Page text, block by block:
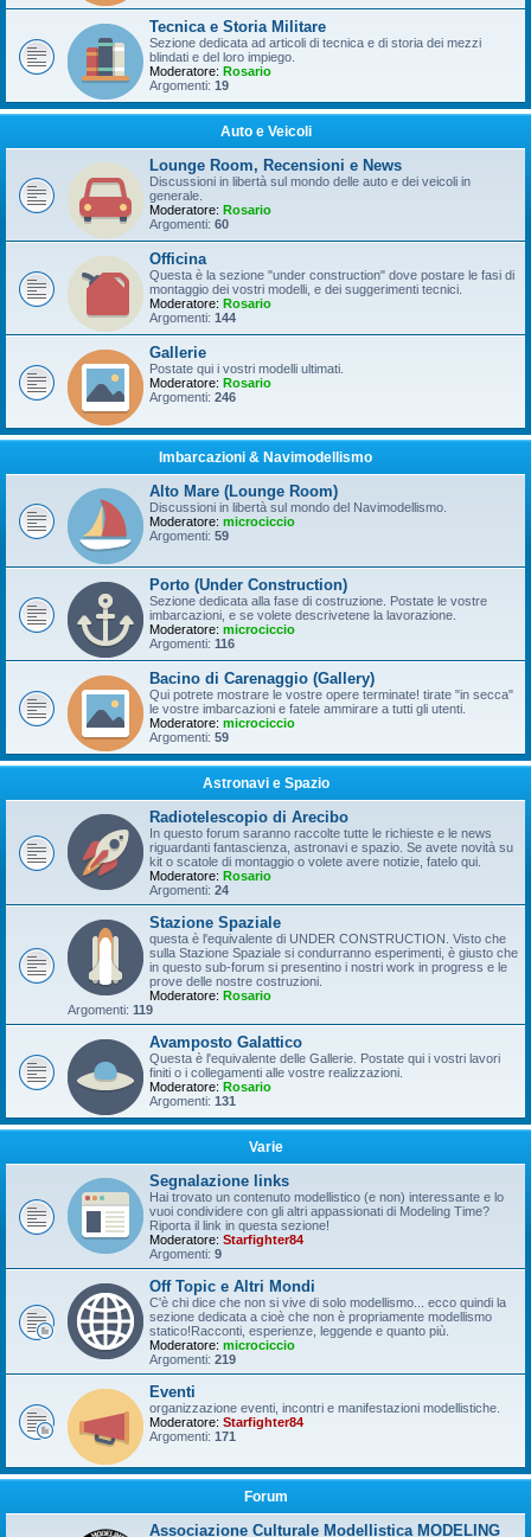
Tecnica e Storia Militare
Sezione dedicata ad articoli di tecnica e di storia dei mezzi
blindati e del loro impiego.
Moderatore: Rosario
Argomenti: 19
Auto e Veicoli
Lounge Room, Recensioni e News
Discussioni in libertà sul mondo delle auto e dei veicoli in
generale.
Moderatore: Rosario
Argomenti: 60
Officina
Questa è la sezione "under construction" dove postare le fasi di
montaggio dei vostri modelli, e dei suggerimenti tecnici.
Moderatore: Rosario
Argomenti: 144
Gallerie
Postate qui i vostri modelli ultimati.
Moderatore: Rosario
Argomenti: 246
Imbarcazioni & Navimodellismo
Alto Mare (Lounge Room)
Discussioni in libertà sul mondo del Navimodellismo.
Moderatore: microciccio
Argomenti: 59
Porto (Under Construction)
Sezione dedicata alla fase di costruzione. Postate le vostre
imbarcazioni, e se volete descrivetene la lavorazione.
Moderatore: microciccio
Argomenti: 116
Bacino di Carenaggio (Gallery)
Qui potrete mostrare le vostre opere terminate! tirate "in secca"
le vostre imbarcazioni e fatele ammirare a tutti gli utenti.
Moderatore: microciccio
Argomenti: 59
Astronavi e Spazio
Radiotelescopio di Arecibo
In questo forum saranno raccolte tutte le richieste e le news
riguardanti fantascienza, astronavi e spazio. Se avete novità su
kit o scatole di montaggio o volete avere notizie, fatelo qui.
Moderatore: Rosario
Argomenti: 24
Stazione Spaziale
questa è l'equivalente di UNDER CONSTRUCTION. Visto che
sulla Stazione Spaziale si condurranno esperimenti, è giusto che
in questo sub-forum si presentino i nostri work in progress e le
prove delle nostre costruzioni.
Moderatore: Rosario
Argomenti: 119
Avamposto Galattico
Questa è l'equivalente delle Gallerie. Postate qui i vostri lavori
finiti o i collegamenti alle vostre realizzazioni.
Moderatore: Rosario
Argomenti: 131
Varie
Segnalazione links
Hai trovato un contenuto modellistico (e non) interessante e lo
vuoi condividere con gli altri appassionati di Modeling Time?
Riporta il link in questa sezione!
Moderatore: Starfighter84
Argomenti: 9
Off Topic e Altri Mondi
C'è chi dice che non si vive di solo modellismo... ecco quindi la
sezione dedicata a cioè che non è propriamente modellismo
statico!Racconti, esperienze, leggende e quanto più.
Moderatore: microciccio
Argomenti: 219
Eventi
organizzazione eventi, incontri e manifestazioni modellistiche.
Moderatore: Starfighter84
Argomenti: 171
Forum
Associazione Culturale Modellistica MODELING